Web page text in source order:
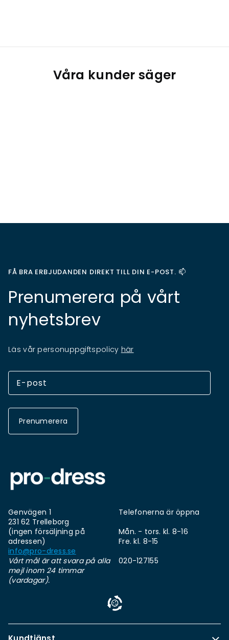
Våra kunder säger
FÅ BRA ERBJUDANDEN DIREKT TILL DIN E-POST. 📫
Prenumerera på vårt
nyhetsbrev
Läs vår personuppgiftspolicy här
Prenumerera
Genvägen 1
231 62 Trelleborg
(ingen försäljning på
adressen)
info@pro-dress.se
Vårt mål är att svara på alla
mejl inom 24 timmar
(vardagar).
Telefonerna är öppna
Mån. - tors. kl. 8-16
Fre. kl. 8-15
020-127155